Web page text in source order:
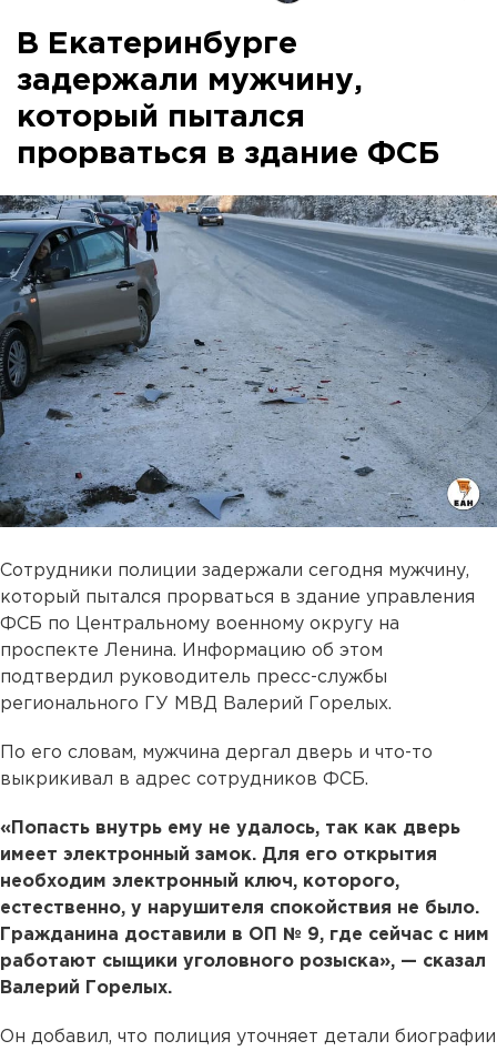
В Екатеринбурге
задержали мужчину,
который пытался
прорваться в здание ФСБ
Сотрудники полиции задержали сегодня мужчину,
который пытался прорваться в здание управления
ФСБ по Центральному военному округу на
проспекте Ленина. Информацию об этом
подтвердил руководитель пресс-службы
регионального ГУ МВД Валерий Горелых.
По его словам, мужчина дергал дверь и что-то
выкрикивал в адрес сотрудников ФСБ.
«Попасть внутрь ему не удалось, так как дверь
имеет электронный замок. Для его открытия
необходим электронный ключ, которого,
естественно, у нарушителя спокойствия не было.
Гражданина доставили в ОП № 9, где сейчас с ним
работают сыщики уголовного розыска», — сказал
Валерий Горелых.
Он добавил, что полиция уточняет детали биографии